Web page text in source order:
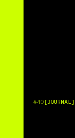
#40[JOURNAL]